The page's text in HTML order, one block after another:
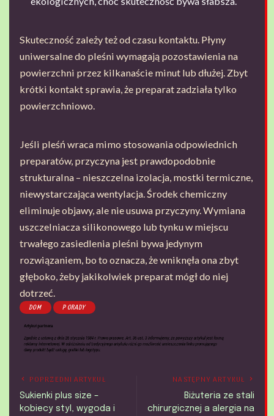
Skuteczność zależy też od czasu kontaktu. Płyny
uniwersalne do pleśni wymagają pozostawienia na
powierzchni przez kilkanaście minut lub dłużej. Zbyt
krótki kontakt sprawia, że preparat zadziała tylko
powierzchniowo.
Jeśli pleśń wraca mimo stosowania odpowiednich
preparatów, przyczyna jest prawdopodobnie
strukturalna – nieszczelna izolacja, mostki termiczne,
niewystarczająca wentylacja. Środek chemiczny
eliminuje objawy, ale nie usuwa przyczyny. Wymiana
uszczelniacza silikonowego lub tynku w miejscu
trwałego zasiedlenia pleśni bywa jedynym
rozwiązaniem, bo to oznacza, że wniknęła ona zbyt
głęboko, żeby jakikolwiek preparat mógł do niej
dotrzeć.
DOM
PORADY
POPRZEDNI ARTYKUŁ
Sukienki plus size –
kobiecy styl, wygoda i
NASTĘPNY ARTYKUŁ
Biżuteria ze stali
chirurgicznej a alergia na